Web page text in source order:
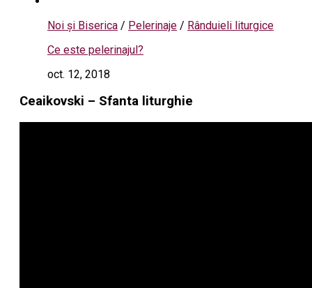
Noi și Biserica / Pelerinaje / Rânduieli liturgice
Ce este pelerinajul?
oct. 12, 2018
Ceaikovski – Sfanta liturghie